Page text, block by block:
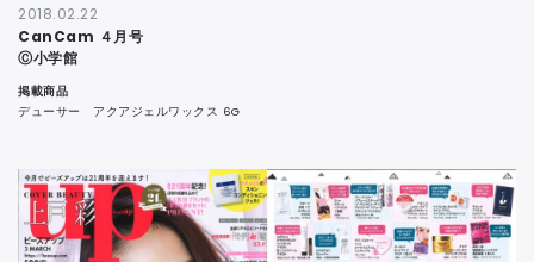
2018.02.22
CanCam ４月号
Ⓒ小学館
掲載商品
デューサー アクアジェルワックス 6G